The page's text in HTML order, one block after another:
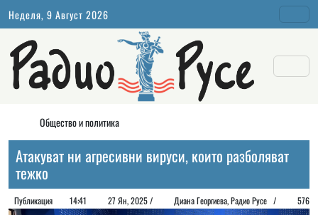
Неделя, 9 Август 2026
Общество и политика
Атакуват ни агресивни вируси, които разболяват
тежко
Публикация 14:41 27 Ян, 2025 / Диана Георгиeва, Радио Русе / 576